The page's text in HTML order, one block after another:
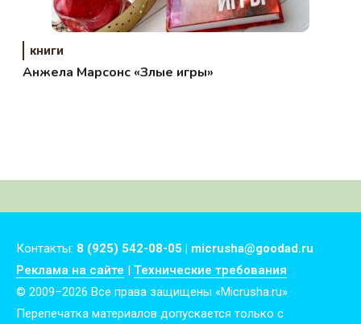
книги
Анжела Марсонс «Злые игры»
Контакты: 8 (925) 542-08-05 | micrusha@goodad.ru
Реклама на сайте | Технические требования
© 2009–2026 Все права защищены «Micrusha.ru»
Перепечатка материалов допускается только с